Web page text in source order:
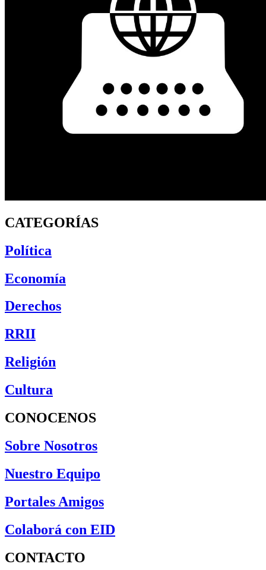
CATEGORÍAS
Política
Economía
Derechos
RRII
Religión
Cultura
CONOCENOS
Sobre Nosotros
Nuestro Equipo
Portales Amigos
Colaborá con EID
CONTACTO